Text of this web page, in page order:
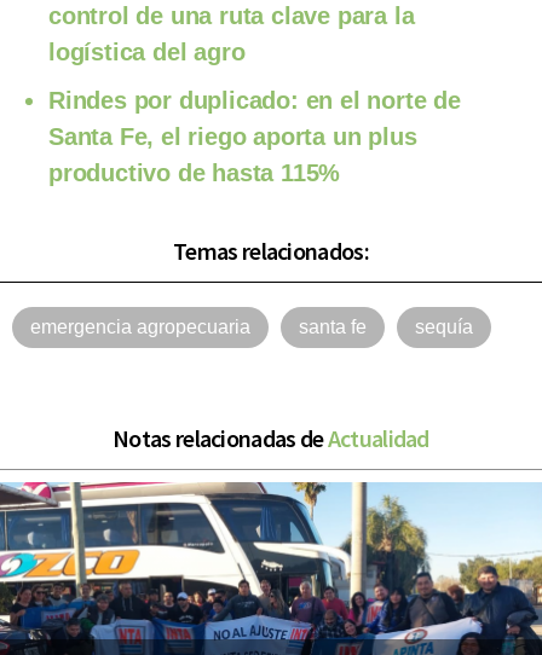
control de una ruta clave para la
logística del agro
Rindes por duplicado: en el norte de
Santa Fe, el riego aporta un plus
productivo de hasta 115%
Temas relacionados:
emergencia agropecuaria santa fe sequía
Notas relacionadas deActualidad